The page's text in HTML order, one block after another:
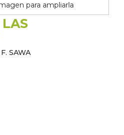
para ampliarla
SAWA